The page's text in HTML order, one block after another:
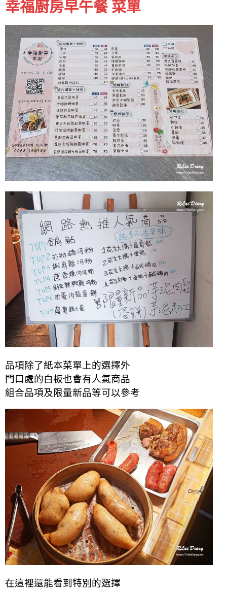
幸福廚房早午餐 菜單
品項除了紙本菜單上的選擇外
門口處的白板也會有人氣商品
組合品項及限量新品等可以參考
在這裡還能看到特別的選擇